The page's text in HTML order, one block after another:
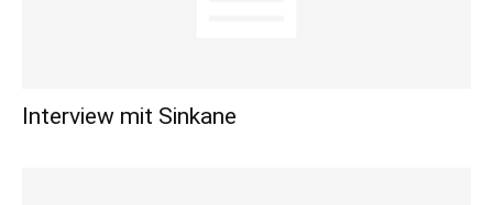
Interview mit Sinkane